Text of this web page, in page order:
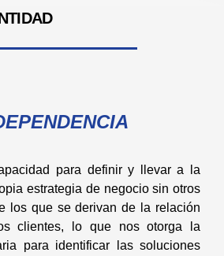
para definir y llevar a la
estrategia de negocio sin otros
los que se derivan de la relación
clientes, lo que nos otorga la
para identificar las soluciones